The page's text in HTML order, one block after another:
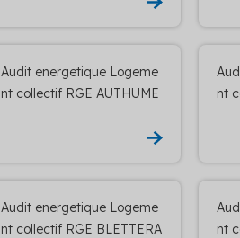
Audit energetique Logeme
nt collectif RGE AUTHUME
nt
Audit energetique Logeme
nt collectif RGE BLETTERA
nt